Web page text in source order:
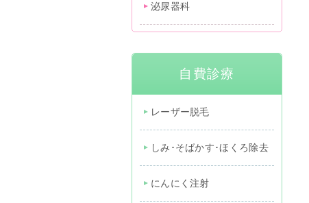
泌尿器科
自費診療
レーザー脱毛
しみ･そばかす･ほくろ除去
にんにく注射